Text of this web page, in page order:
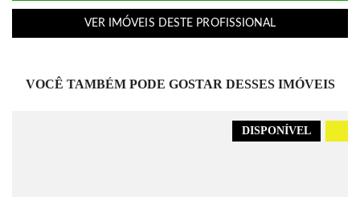
VER IMÓVEIS DESTE PROFISSIONAL
VOCÊ TAMBÉM PODE GOSTAR DESSES IMÓVEIS
DISPONÍVEL